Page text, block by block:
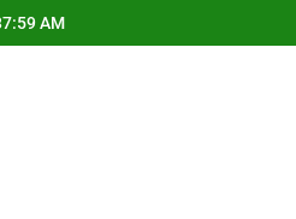
AM